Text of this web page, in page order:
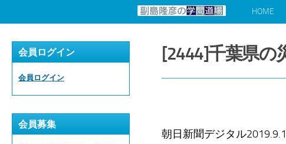
HOME
[2444]千葉県の
朝日新聞デジタル
会員ログイン
会員ログイン
会員募集